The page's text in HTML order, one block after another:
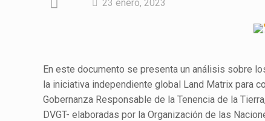
23 enero, 2023
En este documento se presenta un análisis sobre
la iniciativa independiente global Land Matrix para
Gobernanza Responsable de la Tenencia de la
DVGT- elaboradas por la Organización de las